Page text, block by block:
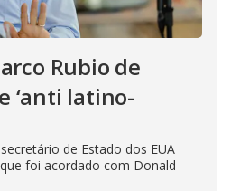
Rubio de
‘anti latino-
de Estado dos EUA
foi acordado com Donald